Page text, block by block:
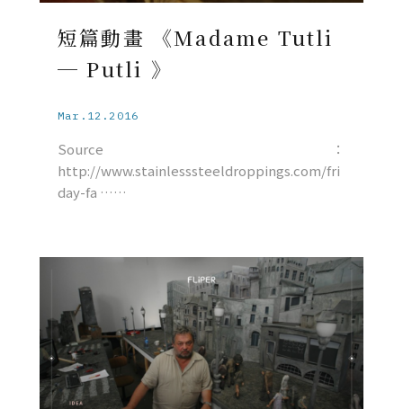
短篇動畫 《Madame Tutli
─ Putli 》
Mar.12.2016
Source：
http://www.stainlesssteeldroppings.com/fri
day-fa ……